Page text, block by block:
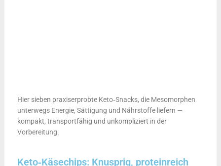
Hier sieben praxiserprobte Keto‑Snacks, die Mesomorphen
unterwegs Energie, Sättigung und Nährstoffe liefern —
kompakt, transportfähig und unkompliziert in der
Vorbereitung.
Keto‑Käsechips: Knusprig, proteinreich